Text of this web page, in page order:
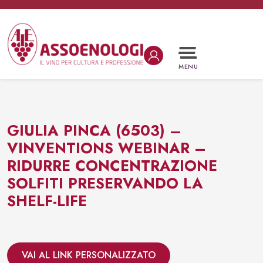
Vai al contenuto
Navigazione principale
MENU
GIULIA PINCA (6503) –
VINVENTIONS WEBINAR –
RIDURRE CONCENTRAZIONE
SOLFITI PRESERVANDO LA
SHELF-LIFE
VAI AL LINK PERSONALIZZATO